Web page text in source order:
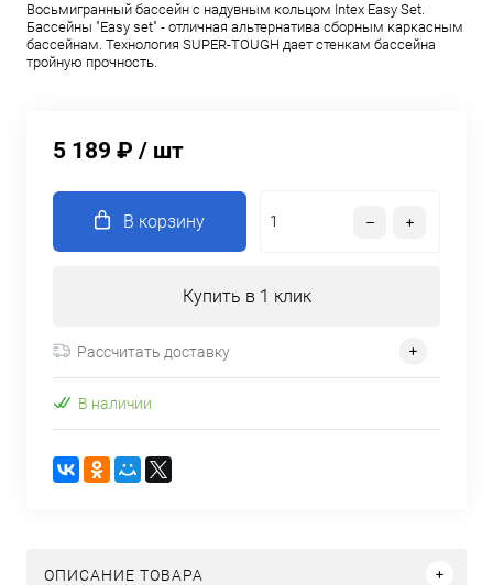
Восьмигранный бассейн с надувным кольцом Intex Easy Set.
Бассейны "Easy set" - отличная альтернатива сборным каркасным
бассейнам. Технология SUPER-TOUGH дает стенкам бассейна
тройную прочность.
5 189 ₽ / шт
В корзину
Купить в 1 клик
Рассчитать доставку
В наличии
ОПИСАНИЕ ТОВАРА